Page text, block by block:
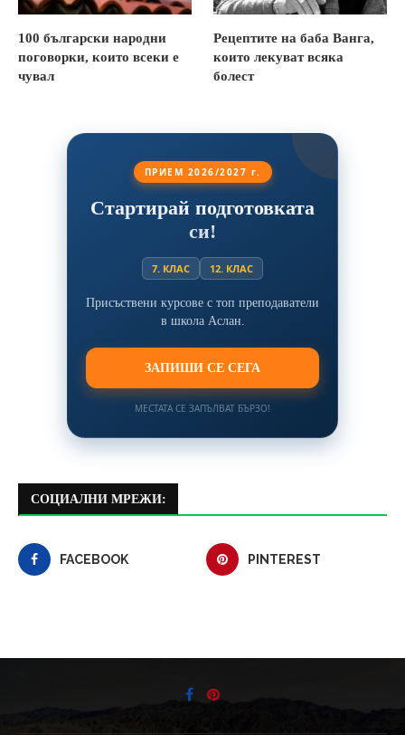
100 български народни
поговорки, които всеки е
чувал
Рецептите на баба Ванга,
които лекуват всяка
болест
ПРИЕМ 2026/2027 г.
Стартирай подготовката
си!
7. КЛАС 12. КЛАС
Присъствени курсове с топ преподаватели
в школа Аслан.
ЗАПИШИ СЕ СЕГА
МЕСТАТА СЕ ЗАПЪЛВАТ БЪРЗО!
СОЦИАЛНИ МРЕЖИ:
FACEBOOK PINTEREST